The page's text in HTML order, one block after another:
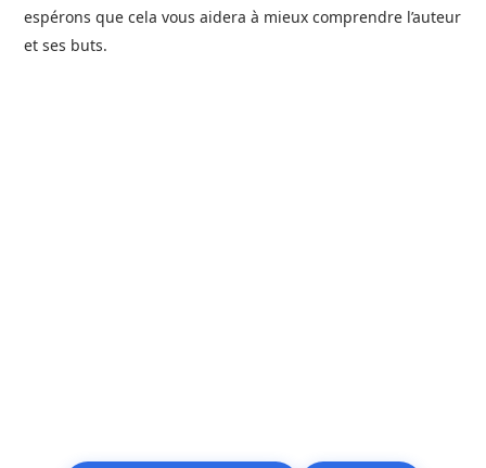
espérons que cela vous aidera à mieux comprendre l’auteur
et ses buts.